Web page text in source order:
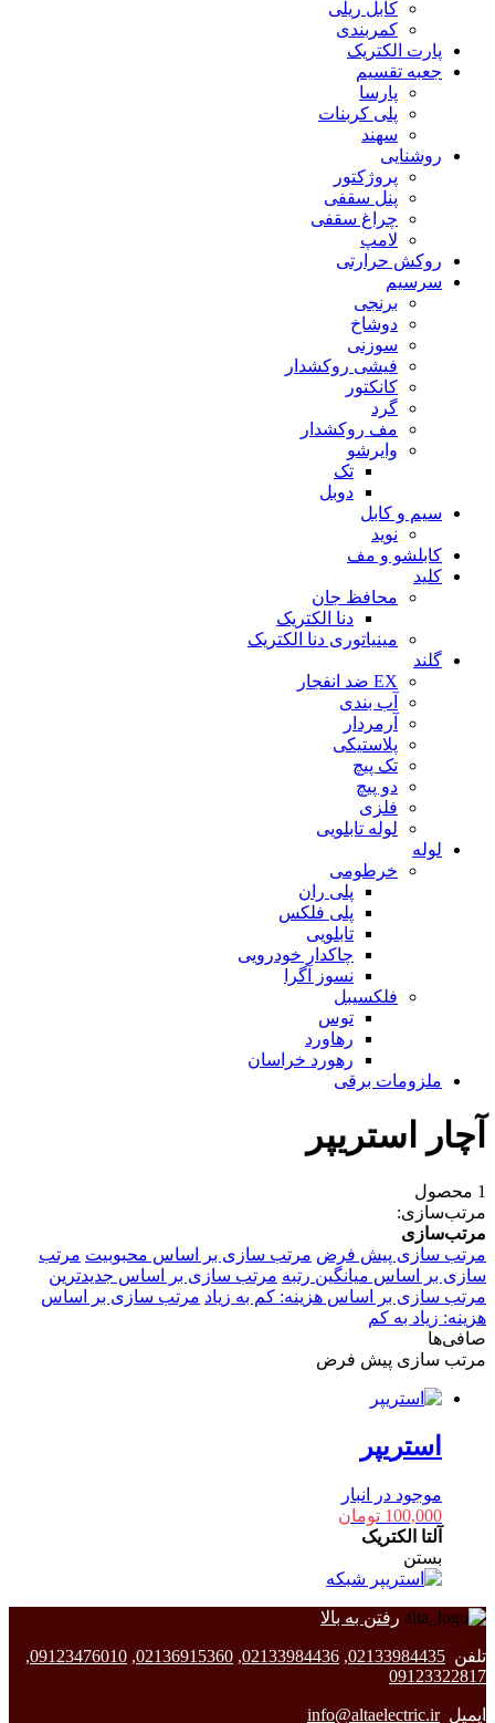
کابل ریلی
کمربندی
پارت الکتریک
جعبه تقسیم
پارسا
پلی کربنات
سهند
روشنایی
پروژکتور
پنل سقفی
چراغ سقفی
لامپ
روکش حرارتی
سرسیم
برنجی
دوشاخ
سوزنی
فیشی روکشدار
کانکتور
گرد
مف روکشدار
وایرشو
تک
دوبل
سیم و کابل
نوید
کابلشو و مف
کلید
محافظ جان
دنا الکتریک
مینیاتوری دنا الکتریک
گلند
EX ضد انفجار
آب بندی
آرمردار
پلاستیکی
تک پیچ
دو پیچ
فلزی
لوله تابلویی
لوله
خرطومی
پلی ران
پلی فلکس
تابلویی
چاکدار خودرویی
نسوز آگرا
فلکسیبل
توس
رهاورد
رهورد خراسان
ملزومات برقی
آچار استریپر
1 محصول
مرتب‌سازی:
مرتب‌سازی
مرتب سازی پیش فرض مرتب سازی بر اساس محبوبیت مرتب
سازی بر اساس میانگین رتبه مرتب سازی بر اساس جدیدترین
مرتب سازی بر اساس هزینه: کم به زیاد مرتب سازی بر اساس
هزینه: زیاد به کم
صافی‌ها
مرتب سازی پیش فرض
استریپر
موجود در انبار
100,000 تومان
آلتا الکتریک
بستن
رفتن به بالا
تلفن 02133984435
,
02133984436
,
02136915360
,
09123476010
,
09123322817
ایمیلinfo@altaelectric.ir